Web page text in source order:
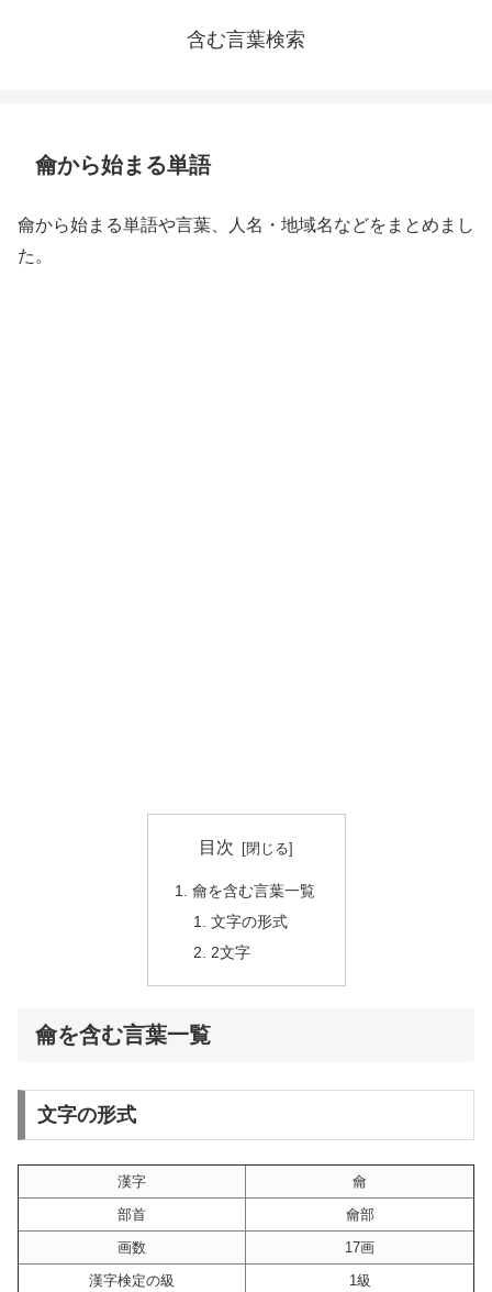
含む言葉検索
龠から始まる単語
龠から始まる単語や言葉、人名・地域名などをまとめまし
た。
目次
龠を含む言葉一覧
文字の形式
2文字
龠を含む言葉一覧
文字の形式
漢字
龠
部首
龠部
画数
17画
漢字検定の級
1級